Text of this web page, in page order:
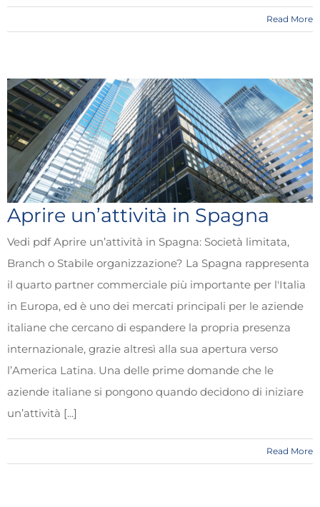
Read More
Aprire un’attività in Spagna
Vedi pdf Aprire un’attività in Spagna: Società limitata,
Branch o Stabile organizzazione? La Spagna rappresenta
il quarto partner commerciale più importante per l'Italia
in Europa, ed è uno dei mercati principali per le aziende
italiane che cercano di espandere la propria presenza
internazionale, grazie altresì alla sua apertura verso
l’America Latina. Una delle prime domande che le
aziende italiane si pongono quando decidono di iniziare
un’attività [...]
Read More